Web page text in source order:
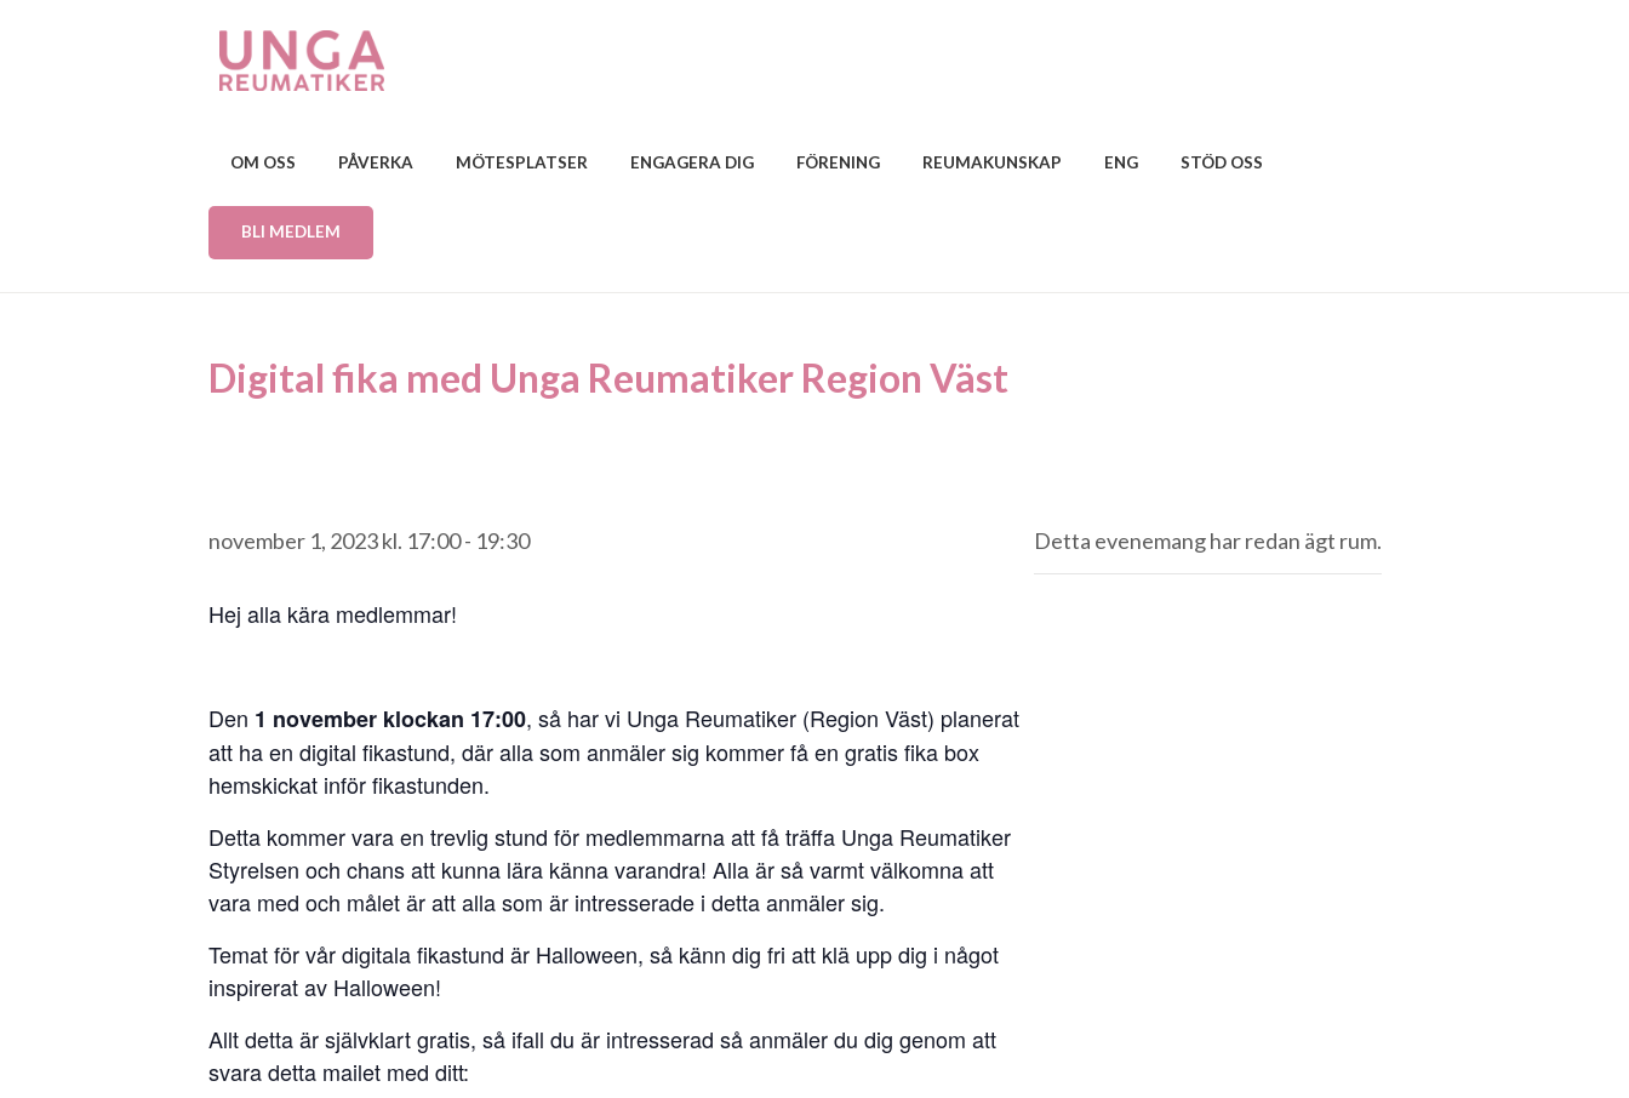
OM OSS PÅVERKA MÖTESPLATSER ENGAGERA DIG FÖRENING REUMAKUNSKAP ENG STÖD OSS
BLI MEDLEM
Digital fika med Unga Reumatiker Region Väst
Detta evenemang har redan ägt rum.
november 1, 2023 kl. 17:00- 19:30
Hej alla kära medlemmar!
Den 1 november klockan 17:00, så har vi Unga Reumatiker (Region Väst) planerat
att ha en digital fikastund, där alla som anmäler sig kommer få en gratis fika box
hemskickat inför fikastunden.
Detta kommer vara en trevlig stund för medlemmarna att få träffa Unga Reumatiker
Styrelsen och chans att kunna lära känna varandra! Alla är så varmt välkomna att
vara med och målet är att alla som är intresserade i detta anmäler sig.
Temat för vår digitala fikastund är Halloween, så känn dig fri att klä upp dig i något
inspirerat av Halloween!
Allt detta är självklart gratis, så ifall du är intresserad så anmäler du dig genom att
svara detta mailet med ditt: